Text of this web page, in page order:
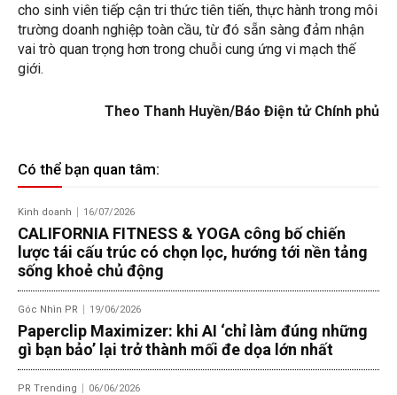
cho sinh viên tiếp cận tri thức tiên tiến, thực hành trong môi
trường doanh nghiệp toàn cầu, từ đó sẵn sàng đảm nhận
vai trò quan trọng hơn trong chuỗi cung ứng vi mạch thế
giới.
Theo Thanh Huyền/Báo Điện tử Chính phủ
Có thể bạn quan tâm:
Kinh doanh 16/07/2026
CALIFORNIA FITNESS & YOGA công bố chiến
lược tái cấu trúc có chọn lọc, hướng tới nền tảng
sống khoẻ chủ động
Góc Nhìn PR 19/06/2026
Paperclip Maximizer: khi AI ‘chỉ làm đúng những
gì bạn bảo’ lại trở thành mối đe dọa lớn nhất
PR Trending 06/06/2026